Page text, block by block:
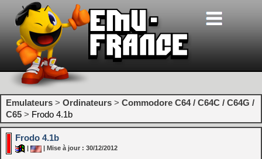
Emulateurs > Ordinateurs > Commodore C64 / C64C / C64G /
C65 > Frodo 4.1b
Frodo 4.1b
| Mise à jour : 30/12/2012